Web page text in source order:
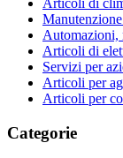
Automazioni,
Articoli di
Servizi per
Articoli per
Articoli per
Categorie